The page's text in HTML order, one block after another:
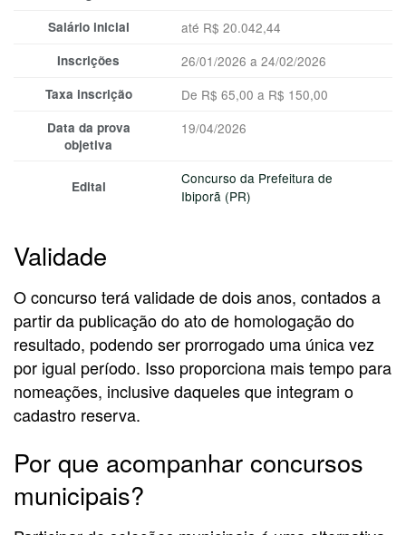
Salário inicial até R$ 20.042,44
Inscrições 26/01/2026 a 24/02/2026
Taxa inscrição De R$ 65,00 a R$ 150,00
Data da prova
objetiva
19/04/2026
Edital
Concurso da Prefeitura de
Ibiporã (PR)
Validade
O concurso terá validade de dois anos, contados a
partir da publicação do ato de homologação do
resultado, podendo ser prorrogado uma única vez
por igual período. Isso proporciona mais tempo para
nomeações, inclusive daqueles que integram o
cadastro reserva.
Por que acompanhar concursos
municipais?